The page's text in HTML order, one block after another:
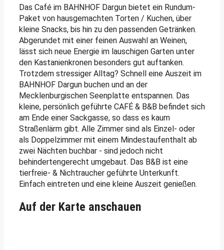
Das Café im BAHNHOF Dargun bietet ein Rundum-
Paket von hausgemachten Torten / Kuchen, über
kleine Snacks, bis hin zu den passenden Getränken.
Abgerundet mit einer feinen Auswahl an Weinen,
lässt sich neue Energie im lauschigen Garten unter
den Kastanienkronen besonders gut auftanken.
Trotzdem stressiger Alltag? Schnell eine Auszeit im
BAHNHOF Dargun buchen und an der
Mecklenburgischen Seenplatte entspannen. Das
kleine, persönlich geführte CAFÉ & B&B befindet sich
am Ende einer Sackgasse, so dass es kaum
Straßenlärm gibt. Alle Zimmer sind als Einzel- oder
als Doppelzimmer mit einem Mindestaufenthalt ab
zwei Nächten buchbar - sind jedoch nicht
behindertengerecht umgebaut. Das B&B ist eine
tierfreie- & Nichtraucher geführte Unterkunft.
Einfach eintreten und eine kleine Auszeit genießen.
Auf der Karte anschauen